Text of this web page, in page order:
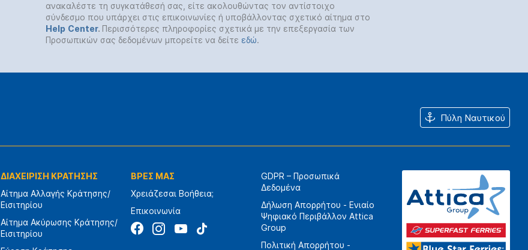
ανακαλέστε τη συγκατάθεσή σας, είτε ακολουθώντας τον αντίστοιχο
σύνδεσμο που υπάρχει στις επικοινωνίες ή υποβάλλοντας σχετικό αίτημα στο
Help Center. Περισσότερες πληροφορίες σχετικά με την επεξεργασία των
Προσωπικών σας δεδομένων μπορείτε να δείτε εδώ.
Πύλη Ναυτικού
ΔΙΑΧΕΙΡΙΣΗ ΚΡΑΤΗΣΗΣ
Αίτημα Αλλαγής Κράτησης/
Εισιτηρίου
Αίτημα Ακύρωσης Κράτησης/
Εισιτηρίου
ΒΡΕΣ ΜΑΣ
Χρειάζεσαι Βοήθεια;
Επικοινωνία
GDPR – Προσωπικά
Δεδομένα
Δήλωση Απορρήτου - Ενιαίο
Ψηφιακό Περιβάλλον Attica
Group
Πολιτική Απορρήτου -